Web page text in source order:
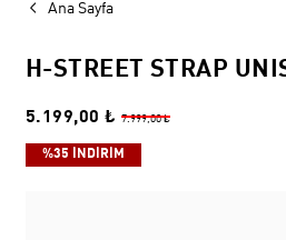
Ana Sayfa
H-STREET STRAP
5.199,00 ₺ 7.999,00 ₺
%35 İNDİRİM